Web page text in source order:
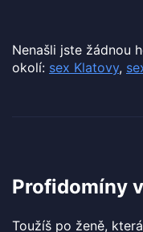
Nenašli jste žádnou
okolí: sex Klatovy,
Profidomíny
Toužíš po ženě,